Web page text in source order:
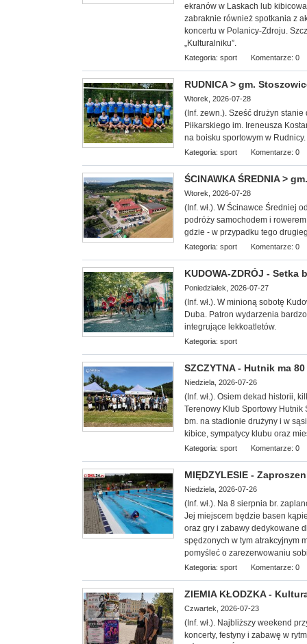
ekranów w Laskach lub
zabraknie również spotkania z
koncertu w Polanicy-Zdroju.
„Kulturalniku”.
Kategoria: sport Komentarze: 0
RUDNICA > gm.
Wtorek, 2026-07-28
(Inf. zewn.). Sześć drużyn
Piłkarskiego im. Ireneusza
na boisku sportowym w Rudnicy.
Kategoria: sport Komentarze: 0
ŚCINAWKA ŚREDNIA >
Wtorek, 2026-07-28
(Inf. wł.). W Ścinawce Średniej
podróży samochodem i
gdzie - w przypadku tego
Kategoria: sport Komentarze: 0
KUDOWA-ZDRÓJ -
Poniedziałek, 2026-07-27
(Inf. wł.). W minioną sobotę
Duba. Patron wydarzenia
integrujące lekkoatletów.
Kategoria: sport
SZCZYTNA - Hutnik ma
Niedziela, 2026-07-26
(Inf. wł.). Osiem dekad historii,
Terenowy Klub Sportowy Hutnik
bm. na stadionie drużyny i w
kibice, sympatycy klubu oraz
Kategoria: sport Komentarze: 0
MIĘDZYLESIE -
Niedziela, 2026-07-26
(Inf. wł.). Na 8 sierpnia br.
Jej miejscem będzie basen
oraz gry i zabawy dedykowane
spędzonych w tym atrakcyjnym
pomyśleć o zarezerwowaniu
Kategoria: sport Komentarze: 0
ZIEMIA KŁODZKA -
Czwartek, 2026-07-23
(Inf. wł.). Najbliższy weekend
koncerty, festyny i zabawę w